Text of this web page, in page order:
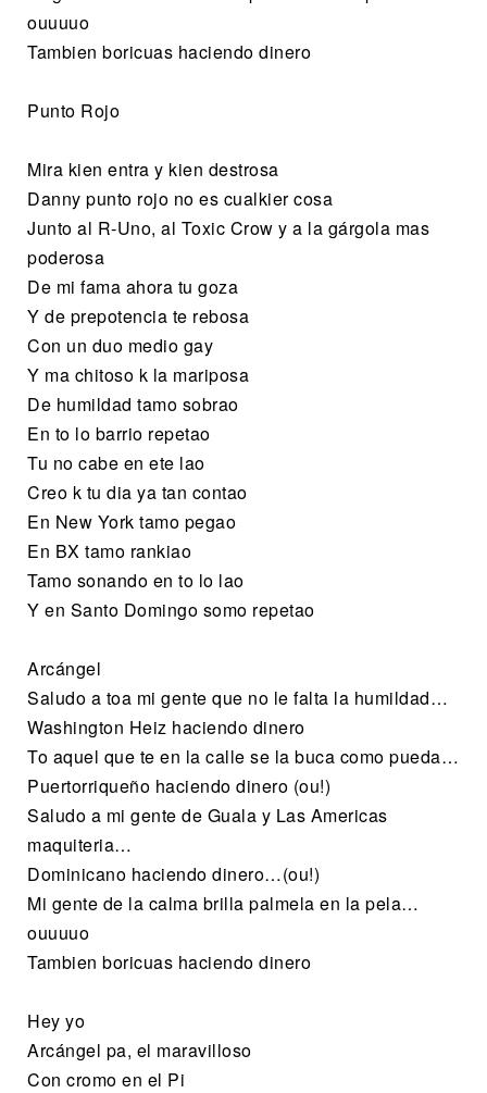
ouuuuo
Tambien boricuas haciendo dinero
Punto Rojo
Mira kien entra y kien destrosa
Danny punto rojo no es cualkier cosa
Junto al R-Uno, al Toxic Crow y a la gárgola mas
poderosa
De mi fama ahora tu goza
Y de prepotencia te rebosa
Con un duo medio gay
Y ma chitoso k la mariposa
De humildad tamo sobrao
En to lo barrio repetao
Tu no cabe en ete lao
Creo k tu dia ya tan contao
En New York tamo pegao
En BX tamo rankiao
Tamo sonando en to lo lao
Y en Santo Domingo somo repetao
Arcángel
Saludo a toa mi gente que no le falta la humildad…
Washington Heiz haciendo dinero
To aquel que te en la calle se la buca como pueda…
Puertorriqueño haciendo dinero (ou!)
Saludo a mi gente de Guala y Las Americas
maquiteria…
Dominicano haciendo dinero…(ou!)
Mi gente de la calma brilla palmela en la pela…
ouuuuo
Tambien boricuas haciendo dinero
Hey yo
Arcángel pa, el maravilloso
Con cromo en el Pi